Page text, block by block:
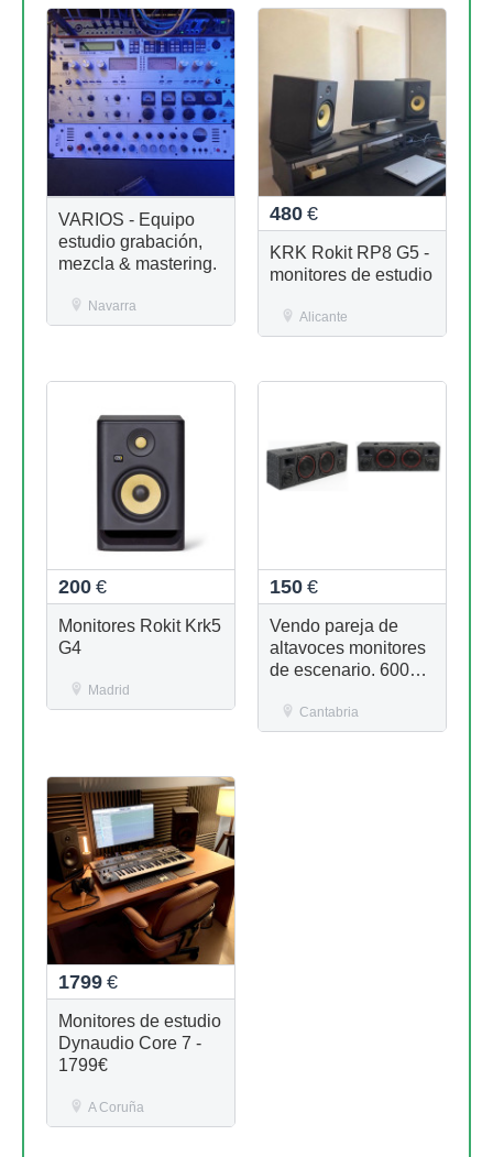
VARIOS - Equipo
estudio grabación,
mezcla & mastering.
Navarra
480 €
KRK Rokit RP8 G5 -
monitores de estudio
Alicante
200 €
Monitores Rokit Krk5
G4
Madrid
150 €
Vendo pareja de
altavoces monitores
de escenario. 600
Cantabria
1799 €
Monitores de estudio
Dynaudio Core 7 -
1799€
A Coruña